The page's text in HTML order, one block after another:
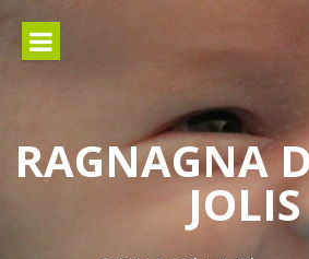
contenu
RAGNAGNA
JOLIS